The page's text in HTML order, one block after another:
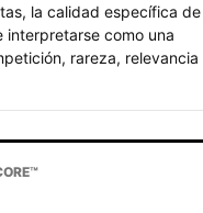
la calidad específica de
como una
rareza, relevancia